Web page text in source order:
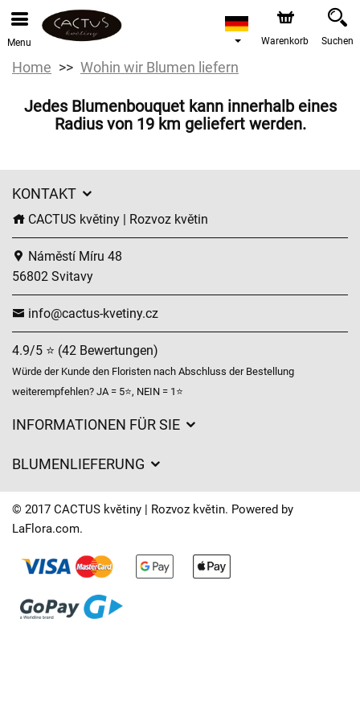
Menu Warenkorb Suchen
Home Wohin wir Blumen liefern
Jedes Blumenbouquet kann innerhalb eines
Radius von 19 km geliefert werden.
KONTAKT
CACTUS květiny | Rozvoz květin
Náměstí Míru 48
56802 Svitavy
info@cactus-kvetiny.cz
4.9/5 ⭐ (42 Bewertungen)
Würde der Kunde den Floristen nach Abschluss der Bestellung
weiterempfehlen? JA = 5⭐, NEIN = 1⭐
INFORMATIONEN FÜR SIE
Lieferzeiten für Blumen – Übersicht der Möglichkeiten
BLUMENLIEFERUNG
Liefergebühren
Wohin wir Blumen liefern
Kontakt
© 2017 CACTUS květiny | Rozvoz květin. Powered by
LaFlora.com.